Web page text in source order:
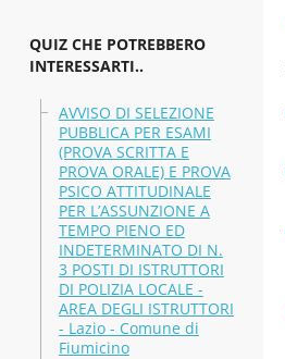
QUIZ CHE POTREBBERO
INTERESSARTI..
AVVISO DI SELEZIONE
PUBBLICA PER ESAMI
(PROVA SCRITTA E
PROVA ORALE) E PROVA
PSICO ATTITUDINALE
PER L’ASSUNZIONE A
TEMPO PIENO ED
INDETERMINATO DI N.
3 POSTI DI ISTRUTTORI
DI POLIZIA LOCALE -
AREA DEGLI ISTRUTTORI
- Lazio - Comune di
Fiumicino